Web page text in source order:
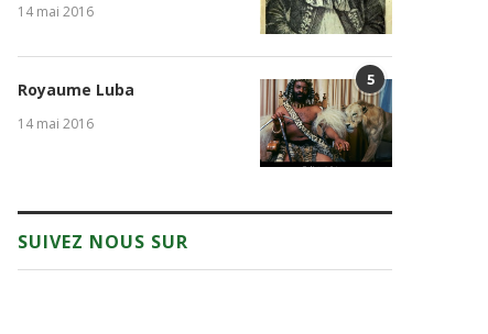
14 mai 2016
5
Royaume Luba
14 mai 2016
SUIVEZ NOUS SUR